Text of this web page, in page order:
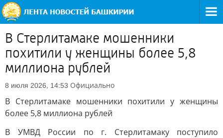
В Стерлитамаке мошенники
похитили у женщины более 5,8
миллиона рублей
8 июля 2026, 14:53 Официально
В Стерлитамаке мошенники похитили у женщины
более 5,8 миллиона рублей
В УМВД России по г. Стерлитамаку поступило